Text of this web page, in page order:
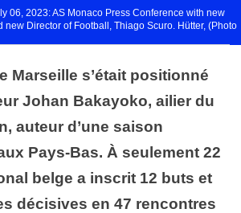
06, 2023: AS Monaco Press Conference with new
new Director of Football, Thiago Scuro. Hütter, (Photo
Marseille s’était positionné
Johan Bakayoko, ailier du
auteur d’une saison
Pays-Bas. À seulement 22
belge a inscrit 12 buts et
décisives en 47 rencontres